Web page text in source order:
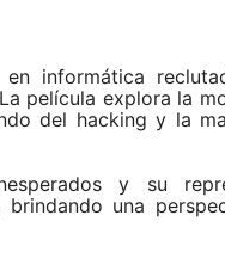
informática
película explora la
del hacking y la
y su
una